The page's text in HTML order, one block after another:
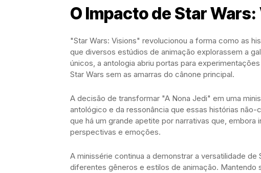
O Impacto de Star
"Star Wars: Visions" revolucionou a forma como as
que diversos estúdios de animação explorassem a
únicos, a antologia abriu portas para
Star Wars sem as amarras do cânone principal.
A decisão de transformar "A Nona Jedi" em uma
antológico e da ressonância que essas histórias
que há um grande apetite por narrativas que,
perspectivas e emoções.
A minissérie continua a demonstrar a versatilidade
diferentes gêneros e estilos de animação. Mantendo